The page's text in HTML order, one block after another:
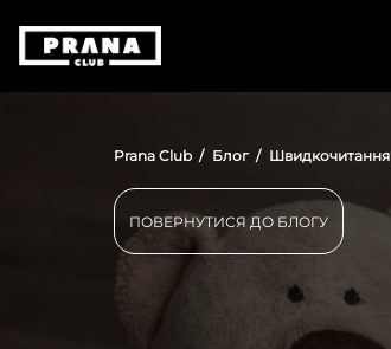
Prana Club Блог Швидкочитання
ПОВЕРНУТИСЯ ДО БЛОГУ